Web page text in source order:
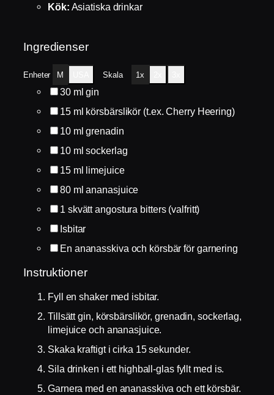
Kök: Asiatiska drinkar
Ingredienser
Enheter M Skala 1x
30 ml gin
15 ml körsbärslikör (t.ex. Cherry Heering)
10 ml grenadin
10 ml sockerlag
15 ml limejuice
80 ml ananasjuice
1 skvätt angostura bitters (valfritt)
Isbitar
En ananasskiva och körsbär för garnering
Instruktioner
Fyll en shaker med isbitar.
Tillsätt gin, körsbärslikör, grenadin, sockerlag,
limejuice och ananasjuice.
Skaka kraftigt i cirka 15 sekunder.
Sila drinken i ett highball-glas fyllt med is.
Garnera med en ananasskiva och ett körsbär.